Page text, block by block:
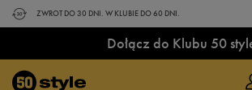
ZWROT DO 30 DNI. W KLUBIE DO 60 DNI.
Dołącz do Klubu 50